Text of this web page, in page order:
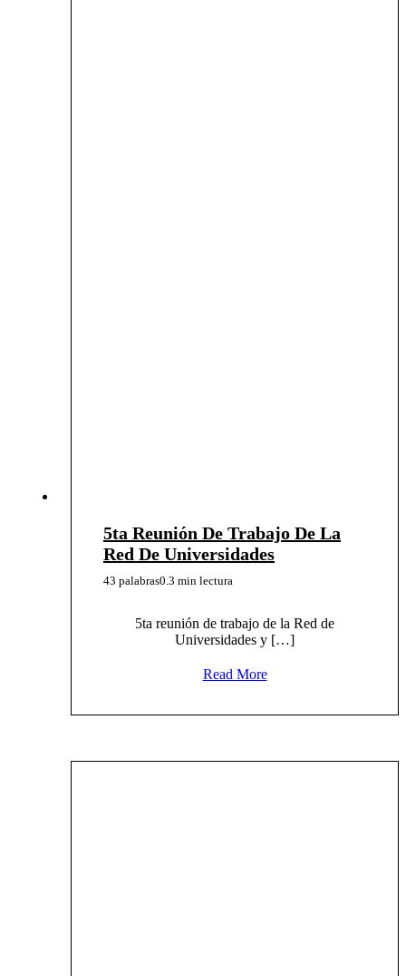
5ta Reunión De Trabajo De La
Red De Universidades
43 palabras0.3 min lectura
5ta reunión de trabajo de la Red de
Universidades y […]
Read More